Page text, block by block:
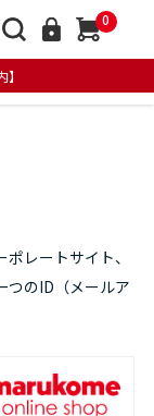
0
レートサイト、
つのID（メールア